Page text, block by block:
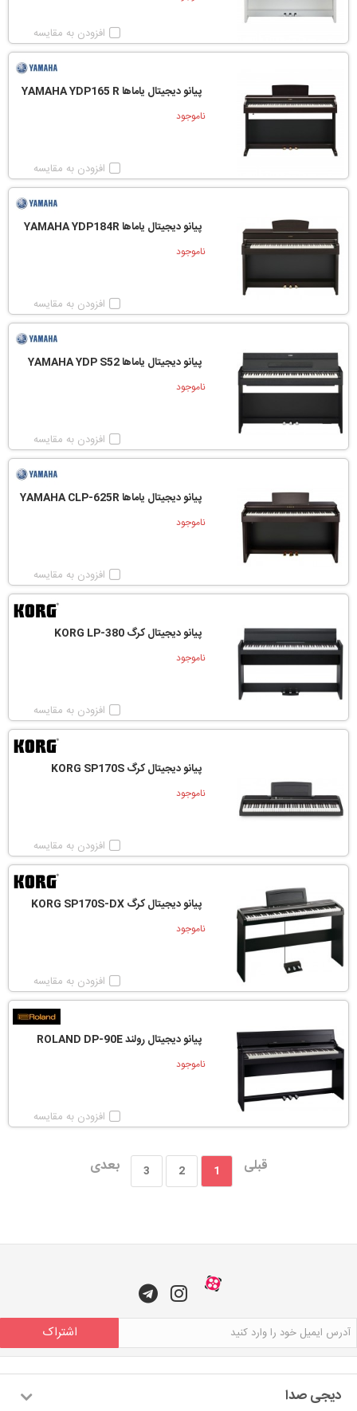
افزودن به مقایسه
پیانو دیجیتال یاماها YAMAHA YDP165 R
ناموجود
افزودن به مقایسه
پیانو دیجیتال یاماها YAMAHA YDP184R
ناموجود
افزودن به مقایسه
پيانو ديجيتال ياماها YAMAHA YDP S52
ناموجود
افزودن به مقایسه
پیانو دیجیتال یاماها YAMAHA CLP-625R
ناموجود
افزودن به مقایسه
پیانو دیجیتال کرگ KORG LP-380
ناموجود
افزودن به مقایسه
پیانو دیجیتال کرگ KORG SP170S
ناموجود
افزودن به مقایسه
پیانو دیجیتال کرگ KORG SP170S-DX
ناموجود
افزودن به مقایسه
پیانو دیجیتال رولند ROLAND DP-90E
ناموجود
افزودن به مقایسه
قبلی 1
2
3 بعدی
اشتراک
دیجی صدا